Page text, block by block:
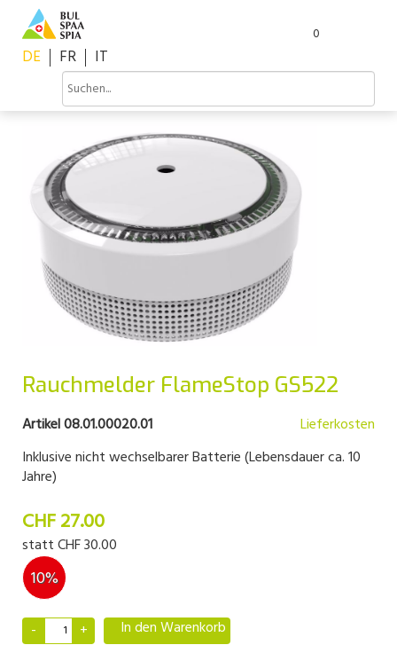
0
DE FR IT
Rauchmelder FlameStop GS522
Artikel 08.01.00020.01
Lieferkosten
Inklusive nicht wechselbarer Batterie (Lebensdauer ca. 10
Jahre)
CHF 27.00
stattCHF 30.00
10%
In den Warenkorb